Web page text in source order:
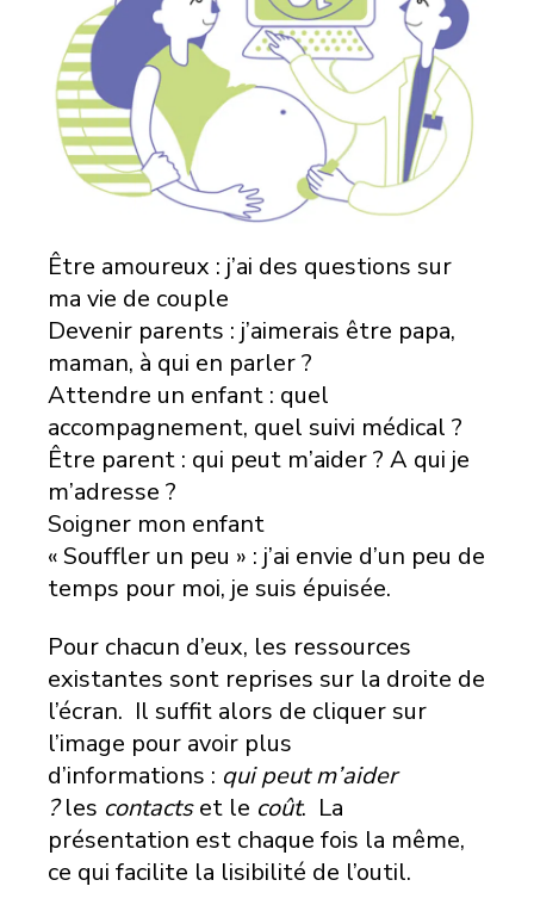
Être amoureux : j’ai des questions sur
ma vie de couple
Devenir parents : j’aimerais être papa,
maman, à qui en parler ?
Attendre un enfant : quel
accompagnement, quel suivi médical ?
Être parent : qui peut m’aider ? A qui je
m’adresse ?
Soigner mon enfant
« Souffler un peu » : j’ai envie d’un peu de
temps pour moi, je suis épuisée.
Pour chacun d’eux, les ressources
existantes sont reprises sur la droite de
l’écran. Il suffit alors de cliquer sur
l’image pour avoir plus
d’informations : qui peut m’aider
?les contactset le coût. La
présentation est chaque fois la même,
ce qui facilite la lisibilité de l’outil.